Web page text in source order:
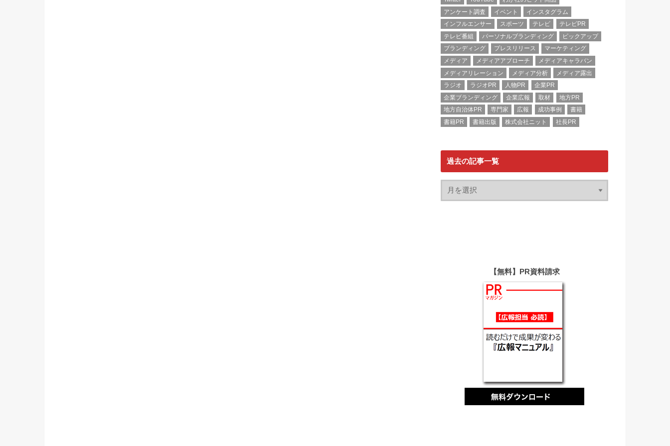
アンケート調査
イベント
インスタグラム
インフルエンサー
スポーツ テレビ
テレビPR
テレビ番組
パーソナルブランディング
ピックアップ
ブランディング
プレスリリース
マーケティング
メディア
メディアアプローチ
メディアキャラバン
メディアリレーション
メディア分析
メディア露出
ラジオ
ラジオPR 人物PR
企業PR
企業ブランディング
企業広報 取材
地方PR
地方自治体PR
専門家 広報 成功事例
書籍
書籍PR
書籍出版 株式会社ニット 社長PR
過去の記事一覧
【無料】PR資料請求